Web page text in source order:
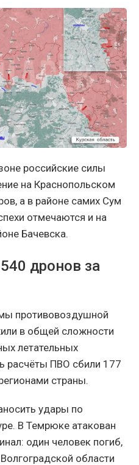
российские силы
на Краснопольском
а в районе самих Сум
отмечаются и на
Бачевска.
дронов за
противовоздушной
в общей сложности
летательных
расчёты ПВО сбили 177
страны.
удары по
В Темрюке атакован
один человек погиб,
области